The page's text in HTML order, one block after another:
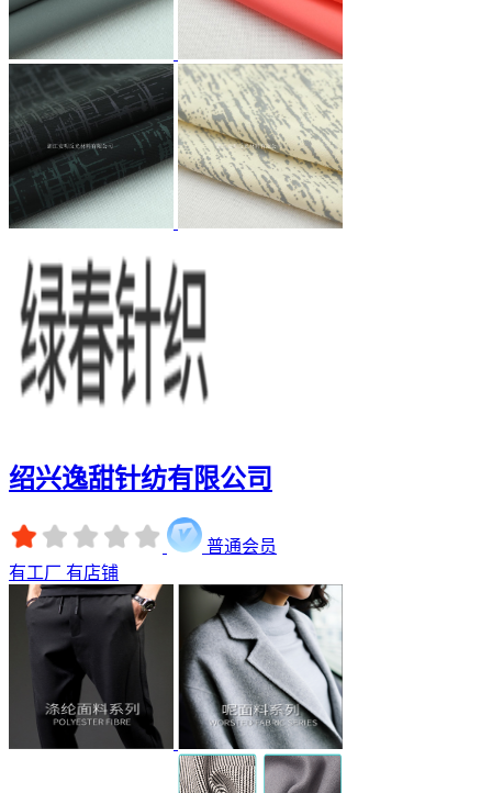
绍兴逸甜针纺有限公司
普通会员
有工厂 有店铺